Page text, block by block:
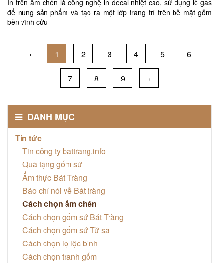
In trên ấm chén là công nghệ in decal nhiệt cao, sử dụng lò gas
để nung sản phẩm và tạo ra một lớp trang trí trên bề mặt gốm
bền vĩnh cửu
‹ 1 2 3 4 5 6
7 8 9 ›
DANH MỤC
Tin tức
Tin công ty battrang.info
Quà tặng gốm sứ
Ẩm thực Bát Tràng
Báo chí nói về Bát tràng
Cách chọn ấm chén
Cách chọn gốm sứ Bát Tràng
Cách chọn gốm sứ Tử sa
Cách chọn lọ lộc bình
Cách chọn tranh gốm